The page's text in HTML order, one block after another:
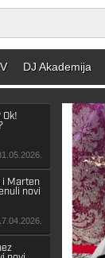
DJ Akademija
i Marten
novi